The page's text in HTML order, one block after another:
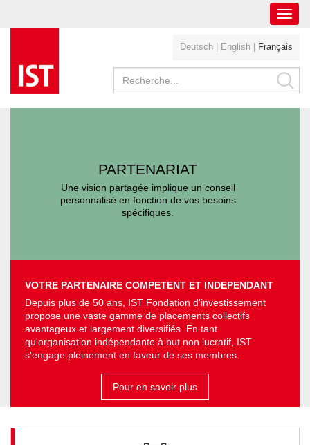
Deutsch English Français
PARTENARIAT
Une vision partagée implique un conseil
personnalisé en fonction de vos besoins
spécifiques.
VOTRE PARTENAIRE COMPETENT ET INDEPENDANT
Depuis plus de 50 ans, IST Fondation d'investissement
propose une vaste gamme de placements collectifs
avantageux et largement diversifiés. En tant
qu'organisation indépendante à but non lucratif, IST
s'engage pleinement en faveur de ses membres.
Pour en savoir plus